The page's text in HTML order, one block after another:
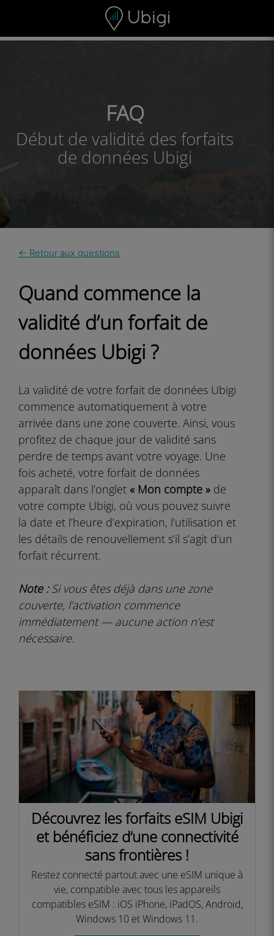
Barre de navigation
FAQ
Début de validité des forfaits
de données Ubigi
← Retour aux questions
Quand commence la
validité d’un forfait de
données Ubigi ?
La validité de votre forfait de données Ubigi
commence automatiquement à votre
arrivée dans une zone couverte. Ainsi, vous
profitez de chaque jour de validité sans
perdre de temps avant votre voyage. Une
fois acheté, votre forfait de données
apparaît dans l’onglet « Mon compte » de
votre compte Ubigi, où vous pouvez suivre
la date et l’heure d’expiration, l’utilisation et
les détails de renouvellement s’il s’agit d’un
forfait récurrent.
Note :Si vous êtes déjà dans une zone
couverte, l’activation commence
immédiatement — aucune action n’est
nécessaire.
Découvrez les forfaits eSIM Ubigi
et bénéficiez d’une connectivité
sans frontières !​
Restez connecté partout avec une eSIM unique à
vie, compatible avec tous les appareils
compatibles eSIM : iOS iPhone, iPadOS, Android,
Windows 10 et Windows 11.​